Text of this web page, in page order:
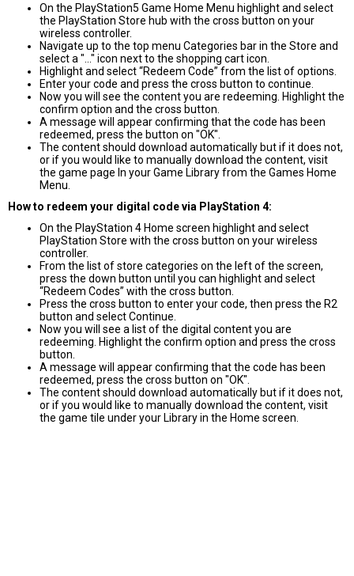
On the PlayStation5 Game Home Menu highlight and select
the PlayStation Store hub with the cross button on your
wireless controller.
Navigate up to the top menu Categories bar in the Store and
select a "..." icon next to the shopping cart icon.
Highlight and select “Redeem Code” from the list of options.
Enter your code and press the cross button to continue.
Now you will see the content you are redeeming. Highlight the
confirm option and the cross button.
A message will appear confirming that the code has been
redeemed, press the button on "OK".
The content should download automatically but if it does not,
or if you would like to manually download the content, visit
the game page In your Game Library from the Games Home
Menu.
How to redeem your digital code via PlayStation 4:
On the PlayStation 4 Home screen highlight and select
PlayStation Store with the cross button on your wireless
controller.
From the list of store categories on the left of the screen,
press the down button until you can highlight and select
“Redeem Codes” with the cross button.
Press the cross button to enter your code, then press the R2
button and select Continue.
Now you will see a list of the digital content you are
redeeming. Highlight the confirm option and press the cross
button.
A message will appear confirming that the code has been
redeemed, press the cross button on "OK".
The content should download automatically but if it does not,
or if you would like to manually download the content, visit
the game tile under your Library in the Home screen.